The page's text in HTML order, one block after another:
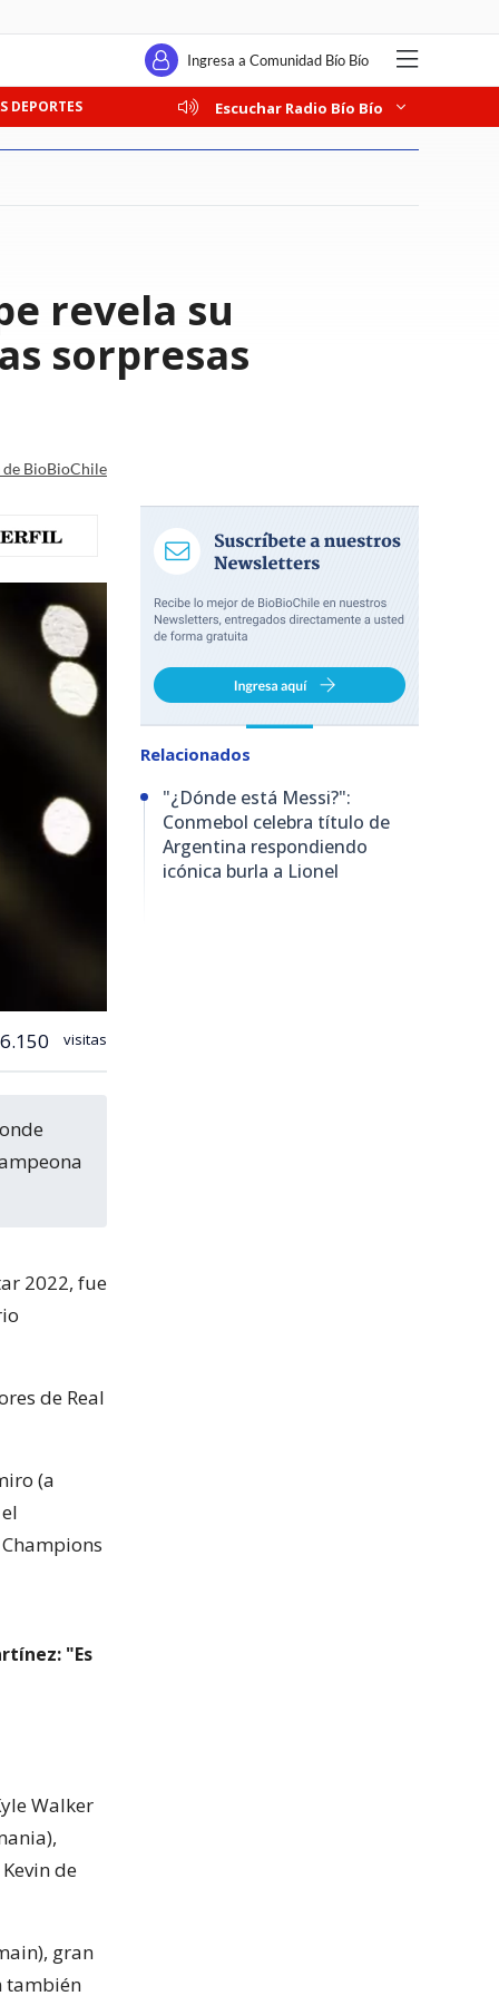
Ingresa a Comunidad Bío Bío
DEPORTES Escuchar Radio Bío Bío
revela su
sorpresas
de BioBioChile
visitas
2022, fue
de Real
(a
"Es
Walker
de
gran
también
Relacionados
"¿Dónde está Messi?":
Conmebol celebra título de
Argentina respondiendo
icónica burla a Lionel